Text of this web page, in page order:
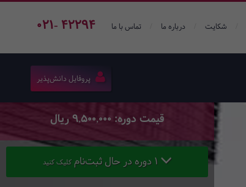
021- 42294 شکایت درباره ما تماس با ما
پروفایل دانش‌پذیر
قیمت دوره: 9,500,000 ریال
کلیک کنید